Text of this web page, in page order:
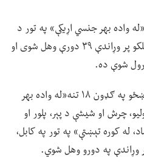
مه) یو تن «له واده بهر جنسي اړیکې» په تور د
تخار ولایت درقد ولسوالۍ کې د خلکو پر وړاندې ۳۹ دورې وهل شوی او
شوې ده.
چهارشنبې (د وږي ۱۹ مه) د دوه ښځو په ګډون ۱۸ تنه«له واده بهر
چرش او شیشې د پېر، پلور او
له کوره تېښتې» په تور په کابل،
وړاندې په دورو وهل شوي.